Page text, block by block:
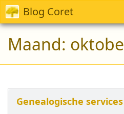
Blog Coret
Maand:
Genealogische